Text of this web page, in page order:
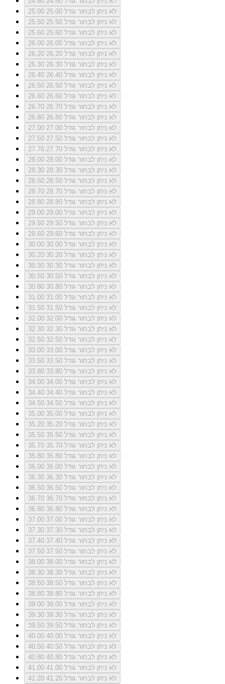
25.00
לא ניתן לבחור גודל 25.00
25.50
לא ניתן לבחור גודל 25.50
25.60
לא ניתן לבחור גודל 25.60
26.00
לא ניתן לבחור גודל 26.00
26.20
לא ניתן לבחור גודל 26.20
26.30
לא ניתן לבחור גודל 26.30
26.40
לא ניתן לבחור גודל 26.40
26.50
לא ניתן לבחור גודל 26.50
26.60
לא ניתן לבחור גודל 26.60
26.70
לא ניתן לבחור גודל 26.70
26.80
לא ניתן לבחור גודל 26.80
27.00
לא ניתן לבחור גודל 27.00
27.50
לא ניתן לבחור גודל 27.50
27.70
לא ניתן לבחור גודל 27.70
28.00
לא ניתן לבחור גודל 28.00
28.30
לא ניתן לבחור גודל 28.30
28.50
לא ניתן לבחור גודל 28.50
28.70
לא ניתן לבחור גודל 28.70
28.80
לא ניתן לבחור גודל 28.80
29.00
לא ניתן לבחור גודל 29.00
29.50
לא ניתן לבחור גודל 29.50
29.60
לא ניתן לבחור גודל 29.60
30.00
לא ניתן לבחור גודל 30.00
30.20
לא ניתן לבחור גודל 30.20
30.30
לא ניתן לבחור גודל 30.30
30.50
לא ניתן לבחור גודל 30.50
30.80
לא ניתן לבחור גודל 30.80
31.00
לא ניתן לבחור גודל 31.00
31.50
לא ניתן לבחור גודל 31.50
32.00
לא ניתן לבחור גודל 32.00
32.30
לא ניתן לבחור גודל 32.30
32.50
לא ניתן לבחור גודל 32.50
33.00
לא ניתן לבחור גודל 33.00
33.50
לא ניתן לבחור גודל 33.50
33.80
לא ניתן לבחור גודל 33.80
34.00
לא ניתן לבחור גודל 34.00
34.40
לא ניתן לבחור גודל 34.40
34.50
לא ניתן לבחור גודל 34.50
35.00
לא ניתן לבחור גודל 35.00
35.20
לא ניתן לבחור גודל 35.20
35.50
לא ניתן לבחור גודל 35.50
35.70
לא ניתן לבחור גודל 35.70
35.80
לא ניתן לבחור גודל 35.80
36.00
לא ניתן לבחור גודל 36.00
36.30
לא ניתן לבחור גודל 36.30
36.50
לא ניתן לבחור גודל 36.50
36.70
לא ניתן לבחור גודל 36.70
36.80
לא ניתן לבחור גודל 36.80
37.00
לא ניתן לבחור גודל 37.00
37.30
לא ניתן לבחור גודל 37.30
37.40
לא ניתן לבחור גודל 37.40
37.50
לא ניתן לבחור גודל 37.50
38.00
לא ניתן לבחור גודל 38.00
38.30
לא ניתן לבחור גודל 38.30
38.50
לא ניתן לבחור גודל 38.50
38.80
לא ניתן לבחור גודל 38.80
39.00
לא ניתן לבחור גודל 39.00
39.30
לא ניתן לבחור גודל 39.30
39.50
לא ניתן לבחור גודל 39.50
40.00
לא ניתן לבחור גודל 40.00
40.50
לא ניתן לבחור גודל 40.50
40.80
לא ניתן לבחור גודל 40.80
41.00
לא ניתן לבחור גודל 41.00
41.20
לא ניתן לבחור גודל 41.20